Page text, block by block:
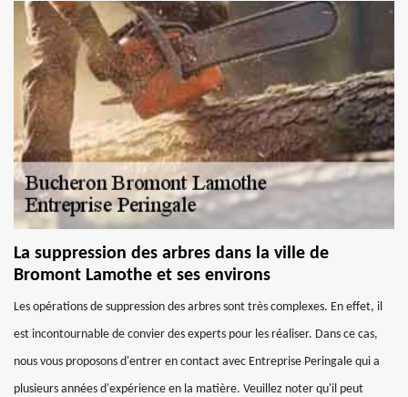
La suppression des arbres dans la ville de
Bromont Lamothe et ses environs
Les opérations de suppression des arbres sont très complexes. En effet, il
est incontournable de convier des experts pour les réaliser. Dans ce cas,
nous vous proposons d'entrer en contact avec Entreprise Peringale qui a
plusieurs années d'expérience en la matière. Veuillez noter qu'il peut